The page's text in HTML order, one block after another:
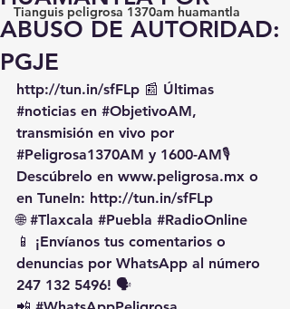
Tianguis peligrosa 1370am huamantla
ABUSO DE AUTORIDAD:
PGJE
http://tun.in/sfFLp 📰 Últimas
#noticias en #ObjetivoAM,
transmisión en vivo por
#Peligrosa1370AM y 1600-AM🎙️
Descúbrelo en www.peligrosa.mx o
en TuneIn: http://tun.in/sfFLp
🌐 #Tlaxcala #Puebla #RadioOnline
📱 ¡Envíanos tus comentarios o
denuncias por WhatsApp al número
247 132 5496! 🗣️